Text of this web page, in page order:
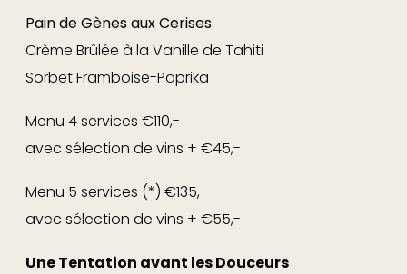
NL FR
Pain de Gènes aux Cerises
Crème Brûlée à la Vanille de Tahiti
Sorbet Framboise-Paprika
Menu 4 services €110,-
avec sélection de vins + €45,-
Menu 5 services (*) €135,-
avec sélection de vins + €55,-
Une Tentation avant les Douceurs
~L’Agneau de nos Prairies, Chermoula à la
Ciboulette Chinoise€62,-p.p.
Boulgour Perlé, Caponata de Légumes du
min. 2 Cvts.
~Croustillant de Ris de Veau dans une Sauce
Poulette aux Morilles €70,-
~Canette de Chalans et Foie Gras Poêlé aux
Abricots et Girolles
€65,-